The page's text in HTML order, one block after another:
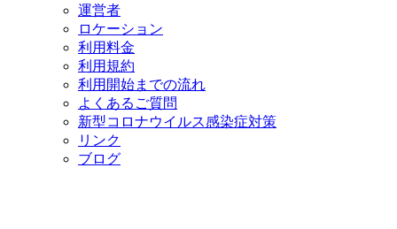
運営者
ロケーション
利用料金
利用規約
利用開始までの流れ
よくあるご質問
新型コロナウイルス感染症対策
リンク
ブログ